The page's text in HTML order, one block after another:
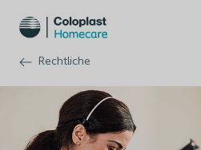
Rechtliche